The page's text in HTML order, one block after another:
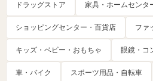
ドラッグストア 家具・ホームセンタ
ショッピングセンター・百貨店 ファ
キッズ・ベビー・おもちゃ 眼鏡・コ
車・バイク スポーツ用品・自転車